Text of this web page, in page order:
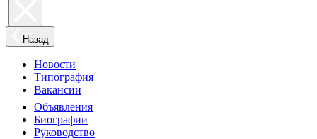
Назад
Новости
Типография
Вакансии
Объявления
Биографии
Руководство